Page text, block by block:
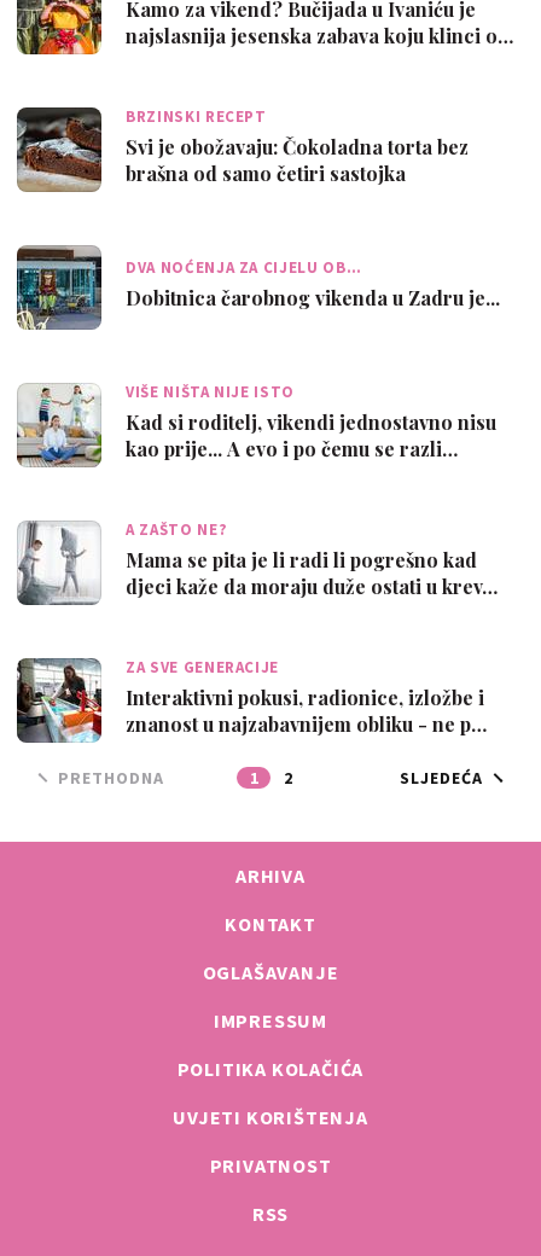
Kamo za vikend? Bučijada u Ivaniću je
najslasnija jesenska zabava koju klinci o…
BRZINSKI RECEPT
Svi je obožavaju: Čokoladna torta bez
brašna od samo četiri sastojka
DVA NOĆENJA ZA CIJELU OB…
Dobitnica čarobnog vikenda u Zadru je...
VIŠE NIŠTA NIJE ISTO
Kad si roditelj, vikendi jednostavno nisu
kao prije... A evo i po čemu se razli…
A ZAŠTO NE?
Mama se pita je li radi li pogrešno kad
djeci kaže da moraju duže ostati u krev…
ZA SVE GENERACIJE
Interaktivni pokusi, radionice, izložbe i
znanost u najzabavnijem obliku - ne p…
PRETHODNA 1 2 SLJEDEĆA
ARHIVA
KONTAKT
OGLAŠAVANJE
IMPRESSUM
POLITIKA KOLAČIĆA
UVJETI KORIŠTENJA
PRIVATNOST
RSS